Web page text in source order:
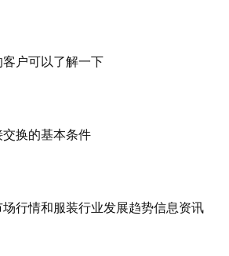
户可以了解一下
换的基本条件
场行情和服装行业发展趋势信息资讯